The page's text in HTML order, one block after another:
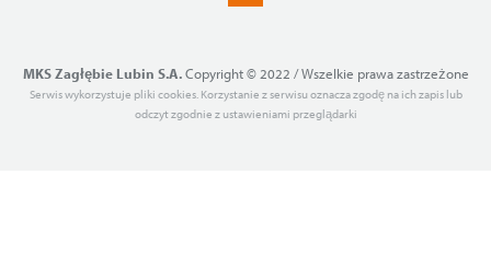
MKS Zagłębie Lubin S.A.Copyright © 2022 / Wszelkie prawa zastrzeżone
Serwis wykorzystuje pliki cookies. Korzystanie z serwisu oznacza zgodę na ich zapis lub
odczyt zgodnie z ustawieniami przeglądarki